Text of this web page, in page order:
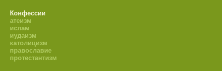
Конфессии
атеизм
ислам
иудаизм
католицизм
православие
протестантизм